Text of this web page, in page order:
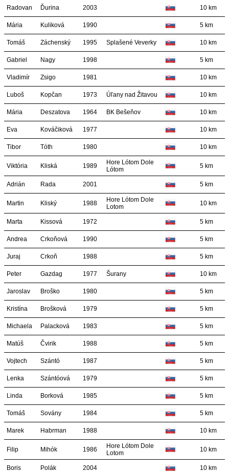
Radovan Ďurina 2003 10 km
Mária Kuliková 1990 5 km
Tomáš Záchenský 1995 Splašené Veverky 10 km
Gabriel Nagy 1998 5 km
Vladimír Zsigo 1981 10 km
Luboš Kopčan 1973 Úľany nad Žitavou 10 km
Mária Deszatova 1964 BK Bešeňov 10 km
Eva Kováčiková 1977 10 km
Tibor Tóth 1980 10 km
Viktória Kliská 1989
Hore Lótom Dole
Lótom
5 km
Adrián Rada 2001 5 km
Martin Kliský 1988
Hore Lótom Dole
Lotom
10 km
Marta Kissová 1972 5 km
Andrea Crkoňová 1990 5 km
Juraj Crkoň 1988 5 km
Peter Gazdag 1977 Šurany 10 km
Jaroslav Broško 1980 5 km
Kristína Brošková 1979 5 km
Michaela Palacková 1983 5 km
Matúš Čvirik 1988 5 km
Vojtech Szántó 1987 5 km
Lenka Szántóová 1979 5 km
Linda Borková 1985 5 km
Tomáš Sovány 1984 5 km
Marek Habrman 1988 10 km
Filip Mihók 1986
Hore Lótom Dole
Lotom
10 km
Boris Polák 2004 10 km